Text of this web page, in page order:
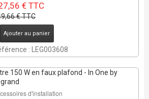
€ TTC
€ TTC
Ajouter au panier
: LEG003608
150 W en faux plafond - In One by
d'installation